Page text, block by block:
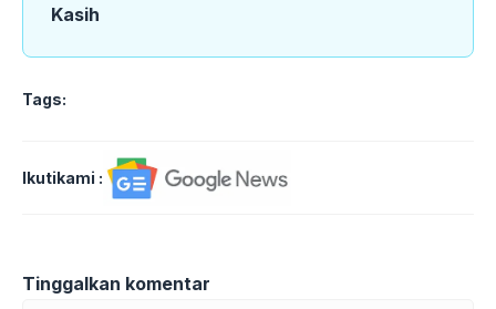
Kasih
Tags:
Ikutikami :
Tinggalkan komentar